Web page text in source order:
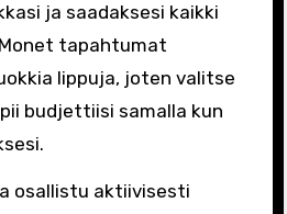
ja saadaksesi kaikki
tapahtumat
lippuja, joten valitse
budjettiisi samalla kun
osallistu aktiivisesti